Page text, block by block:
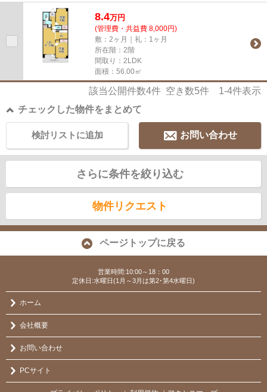
8.4万円
(管理費・共益費 8,000円)
敷：2ヶ月｜礼：1ヶ月
所在階：2階
間取り：2LDK
面積：56.00㎡
該当公開件数4件 空き数5件 1-4件表示
チェックした物件をまとめて
お問い合わせ
検討リストに追加
さらに条件を絞り込む
物件リクエスト
ページトップに戻る
営業時間:10:00～18：00
定休日:水曜日(1月～3月は第2･第4水曜日)
ホーム
会社概要
お問い合わせ
PCサイト